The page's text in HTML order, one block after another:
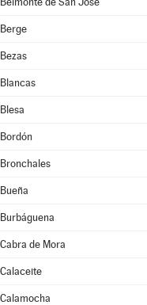
Berge
Bezas
Blancas
Blesa
Bordón
Bronchales
Bueña
Burbáguena
Cabra de Mora
Calaceite
Calamocha